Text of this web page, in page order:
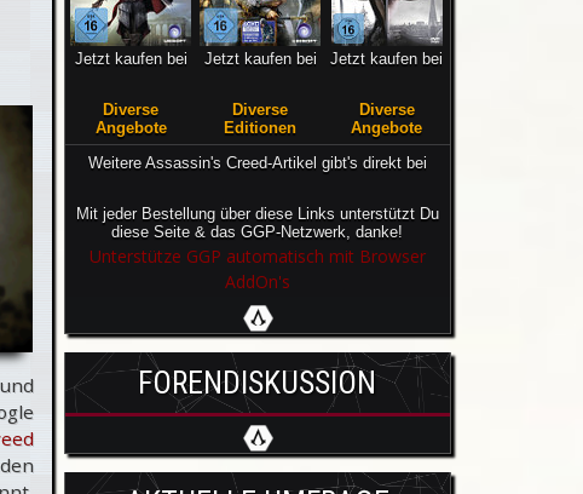
Jetzt kaufen bei
Diverse
Angebote
Jetzt kaufen bei
Diverse
Editionen
Jetzt kaufen bei
Diverse
Angebote
Weitere Assassin's Creed-Artikel gibt's direkt bei
Mit jeder Bestellung über diese Links unterstützt Du
diese Seite & das GGP-Netzwerk, danke!
Unterstütze GGP automatisch mit Browser
AddOn's
FORENDISKUSSION